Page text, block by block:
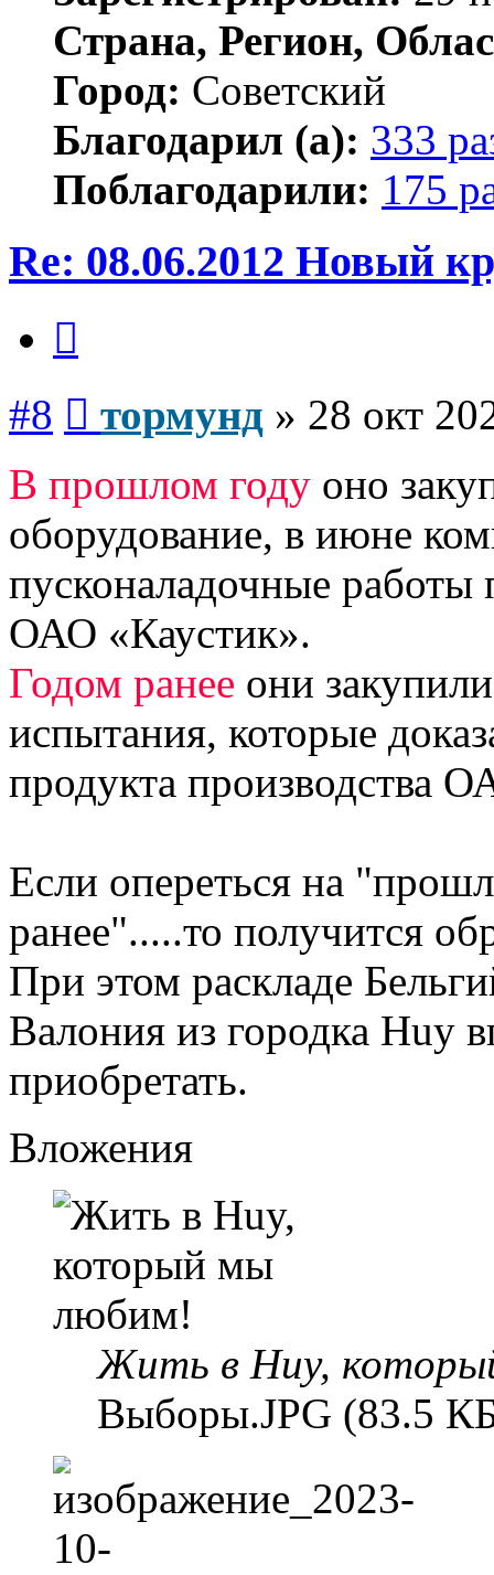
Страна, Регион,
Город: Советский
Благодарил (а): 333
Поблагодарили: 175
Re: 08.06.2012 Новый
#8 тормунд » 28 окт
В прошлом году оно
оборудование, в июне
пусконаладочные работы
ОАО «Каустик».
Годом ранее они
испытания, которые
продукта производства
Если опереться на
ранее".....то получится
При этом раскладе
Валония из городка Huy
приобретать.
Вложения
Жить в Huy,
Выборы.JPG (83.5